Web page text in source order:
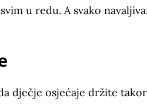
u redu. A svako
dječje osjećaje držite